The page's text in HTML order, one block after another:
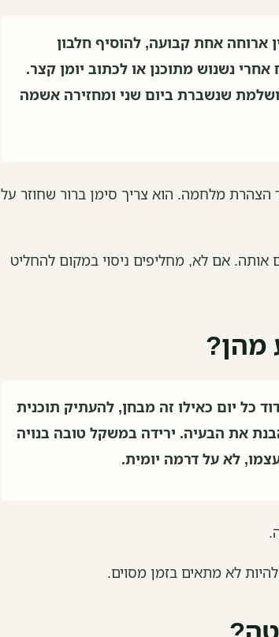
ארוחה אחת קבועה, להוסיף חלבון
לסגור מטבח אחרי נשנוש מתוכנן או לכתוב יומן קצר.
שנשברת ביום שני ומחזירה אשמה
הצהרת מלחמה. הוא צריך סימן ברור שחוזר על
אם לא, מחליפים ניסוי במקום להחליט
מהן?
כל יום כאילו זה מבחן, להעתיק תוכנית
את הבעיה. ירידה במשקל טובה בנויה
לא על דרמה יומית.
לא מתאים בזמן מסוים.